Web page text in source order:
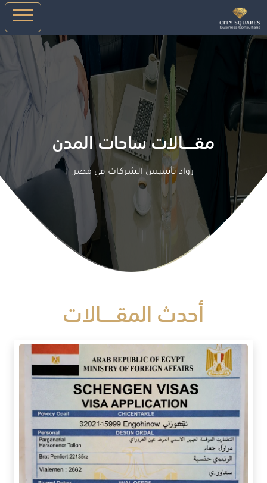
مقـــــالات ساحات المدن
رواد تأسيس الشركات في مصر
أحدث المقـــــالات